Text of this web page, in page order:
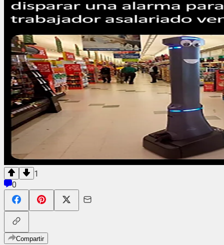
1
0
Compartir